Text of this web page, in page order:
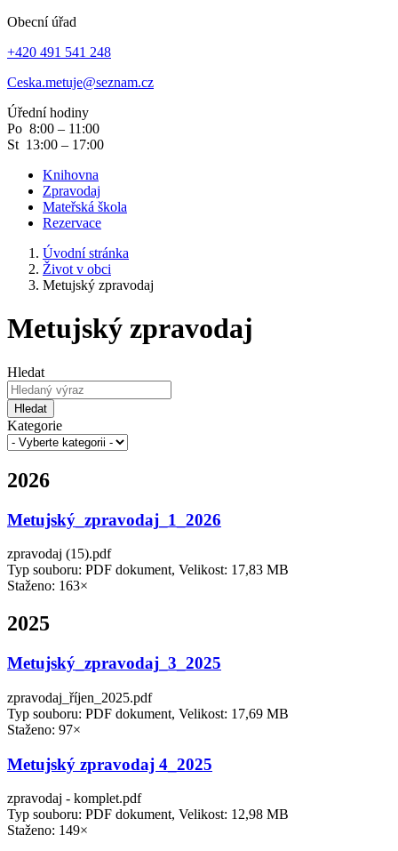
Obecní úřad
+420 491 541 248
Ceska.metuje@seznam.cz
Úřední hodiny
Po 8:00 – 11:00
St 13:00 – 17:00
Knihovna
Zpravodaj
Mateřská škola
Rezervace
Úvodní stránka
Život v obci
Metujský zpravodaj
Metujský zpravodaj
Hledat
Hledat
Kategorie
2026
Metujský_zpravodaj_1_2026
zpravodaj (15).pdf
Typ souboru: PDF dokument, Velikost: 17,83 MB
Staženo: 163×
2025
Metujský_zpravodaj_3_2025
zpravodaj_říjen_2025.pdf
Typ souboru: PDF dokument, Velikost: 17,69 MB
Staženo: 97×
Metujský zpravodaj 4_2025
zpravodaj - komplet.pdf
Typ souboru: PDF dokument, Velikost: 12,98 MB
Staženo: 149×